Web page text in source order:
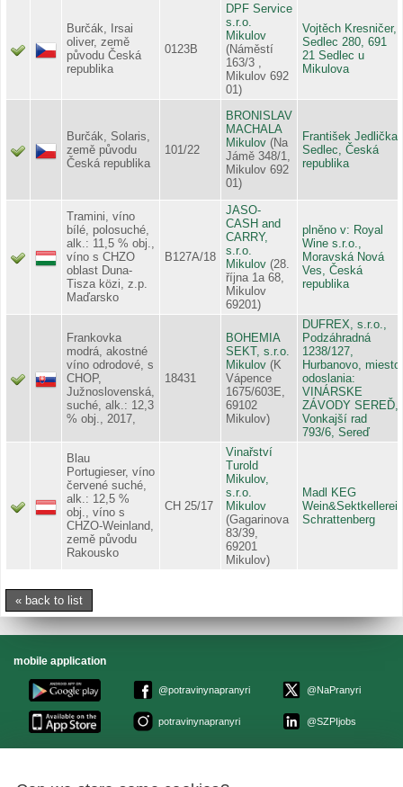
Burčák, Irsai
oliver, země
původu Česká
republika
0123B
DPF Service
s.r.o.
Mikulov
(Náměstí
163/3 ,
Mikulov 692
01)
Vojtěch Kresničer,
Sedlec 280, 691
21 Sedlec u
Mikulova
Burčák, Solaris,
země původu
Česká republika
101/22
BRONISLAV
MACHALA
Mikulov (Na
Jámě 348/1,
Mikulov 692
01)
František Jedlička,
Sedlec, Česká
republika
Tramini, víno
bílé, polosuché,
alk.: 11,5 % obj.,
víno s CHZO
oblast Duna-
Tisza közi, z.p.
Maďarsko
B127A/18
JASO-
CASH and
CARRY,
s.r.o.
Mikulov (28.
října 1a 68,
Mikulov
69201)
plněno v: Royal
Wine s.r.o.,
Moravská Nová
Ves, Česká
republika
Frankovka
modrá, akostné
víno odrodové, s
CHOP,
Južnoslovenská,
suché, alk.: 12,3
% obj., 2017,
18431
BOHEMIA
SEKT, s.r.o.
Mikulov (K
Vápence
1675/603E,
69102
Mikulov)
DUFREX, s.r.o.,
Podzáhradná
1238/127,
Hurbanovo, miesto
odoslania:
VINÁRSKE
ZÁVODY SEREĎ,
Vonkajší rad
793/6, Sereď
Blau
Portugieser, víno
červené suché,
alk.: 12,5 %
obj., víno s
CHZO-Weinland,
země původu
Rakousko
CH 25/17
Vinařství
Turold
Mikulov,
s.r.o.
Mikulov
(Gagarinova
83/39,
69201
Mikulov)
Madl KEG
Wein&Sektkellerei,
Schrattenberg
« back to list
mobile application
@potravinynapranyri
potravinynapranyri
@NaPranyri
@SZPIjobs